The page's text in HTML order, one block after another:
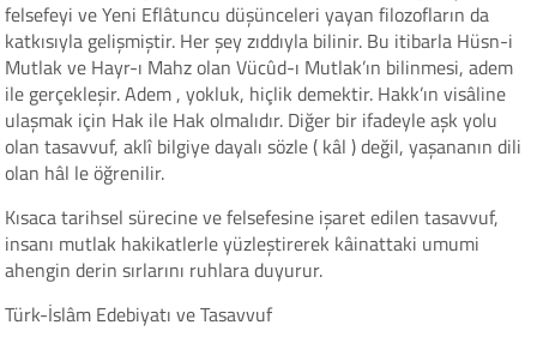
felsefeyi ve Yeni Eflâtuncu düşünceleri yayan filozofların da
katkısıyla gelişmiştir. Her şey zıddıyla bilinir. Bu itibarla Hüsn-i
Mutlak ve Hayr-ı Mahz olan Vücûd-ı Mutlak’ın bilinmesi, adem
ile gerçekleşir. Adem , yokluk, hiçlik demektir. Hakk’ın visâline
ulaşmak için Hak ile Hak olmalıdır. Diğer bir ifadeyle aşk yolu
olan tasavvuf, aklî bilgiye dayalı sözle ( kâl ) değil, yaşananın dili
olan hâl le öğrenilir.
Kısaca tarihsel sürecine ve felsefesine işaret edilen tasavvuf,
insanı mutlak hakikatlerle yüzleştirerek kâinattaki umumi
ahengin derin sırlarını ruhlara duyurur.
Türk-İslâm Edebiyatı ve Tasavvuf